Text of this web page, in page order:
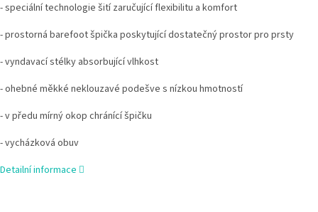
- speciální technologie šití zaručující flexibilitu a komfort
- prostorná barefoot špička poskytující dostatečný prostor pro prsty
- vyndavací stélky absorbující vlhkost
- ohebné měkké neklouzavé podešve s nízkou hmotností
- v předu mírný okop chránící špičku
- vycházková obuv
Detailní informace